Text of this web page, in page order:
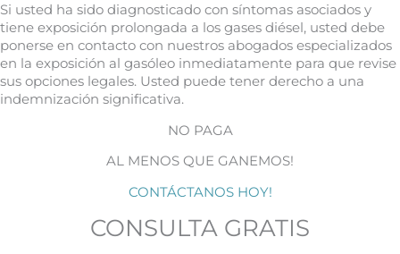
Si usted ha sido diagnosticado con síntomas asociados y
tiene exposición prolongada a los gases diésel, usted debe
ponerse en contacto con nuestros abogados especializados
en la exposición al gasóleo inmediatamente para que revise
sus opciones legales. Usted puede tener derecho a una
indemnización significativa.
NO PAGA
AL MENOS QUE GANEMOS!
CONTÁCTANOS HOY!
CONSULTA GRATIS